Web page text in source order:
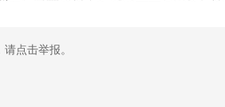
点击举报。